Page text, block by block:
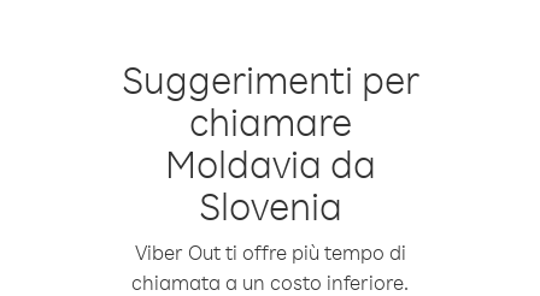
Suggerimenti per
chiamare
Moldavia da
Slovenia
Viber Out ti offre più tempo di
chiamata a un costo inferiore.